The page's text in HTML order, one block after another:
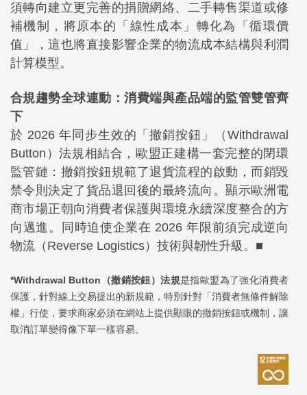
須轉向建立更完善的捐贈網絡、二手轉售渠道或修
補機制，將原本的「線性成本」轉化為「循環價
值」，這也將直接影響企業的物流成本結構與利潤
計算模型。
合規趨勢全球連動：消費端與產品端的監管雙管齊
下
於 2026 年同步生效的「撤銷按鈕」（Withdrawal
Button）法規相結合，歐盟正建構一套完整的閉環
監管鏈：撤銷按鈕規範了退貨流程的啟動，而銷毀
禁令則決定了貨品退回後的最終流向。顯示歐洲電
商市場正朝向消費者保護與環境永續深度整合的方
向邁進。同時迫使企業在 2026 年限前須完成逆向
物流（Reverse Logistics）技術與韌性升級。■
*Withdrawal Button（撤銷按鈕）法規是指歐盟為了強化消費者
保護，針對線上交易提出的新規範，特別針對「消費者無條件解除
權」行使，要求商家必須在網站上提供顯眼的撤銷按鈕或機制，讓
取消訂單變得像下單一樣容易。